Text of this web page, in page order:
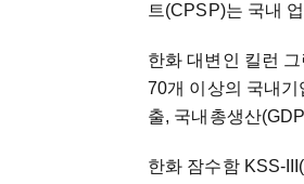
트(CPSP)는 국내
한화 대변인 킬런
70개 이상의 국내
출, 국내총생산
한화 잠수함 KSS-